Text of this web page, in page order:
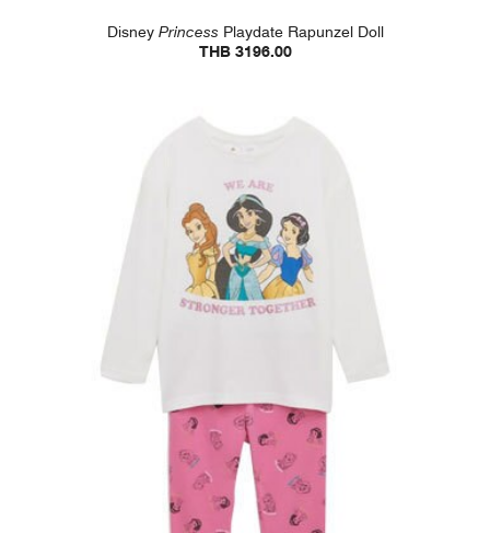
DisneyPrincess Playdate Rapunzel Doll
THB 3196.00